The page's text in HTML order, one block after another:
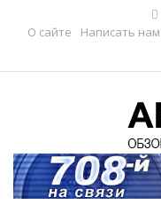
О сайте
Написать нам